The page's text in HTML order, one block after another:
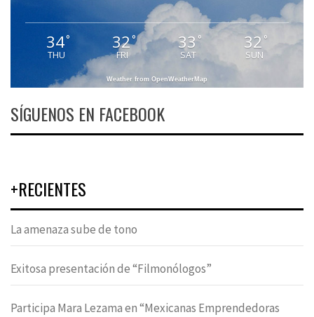
34°
THU
32°
FRI
33 °
SAT
32 °
SUN
Weather from OpenWeatherMap
SÍGUENOS EN FACEBOOK
+RECIENTES
La amenaza sube de tono
Exitosa presentación de “Filmonólogos”
Participa Mara Lezama en “Mexicanas Emprendedoras